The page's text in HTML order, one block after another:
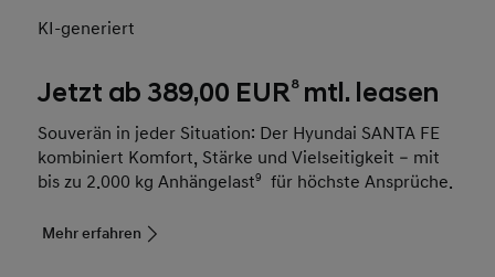
KI-generiert
Jetzt ab 389,00 EUR8mtl. leasen
Souverän in jeder Situation: Der Hyundai SANTA FE
kombiniert Komfort, Stärke und Vielseitigkeit – mit
bis zu 2.000 kg Anhängelast9 für höchste Ansprüche.
Mehr erfahren